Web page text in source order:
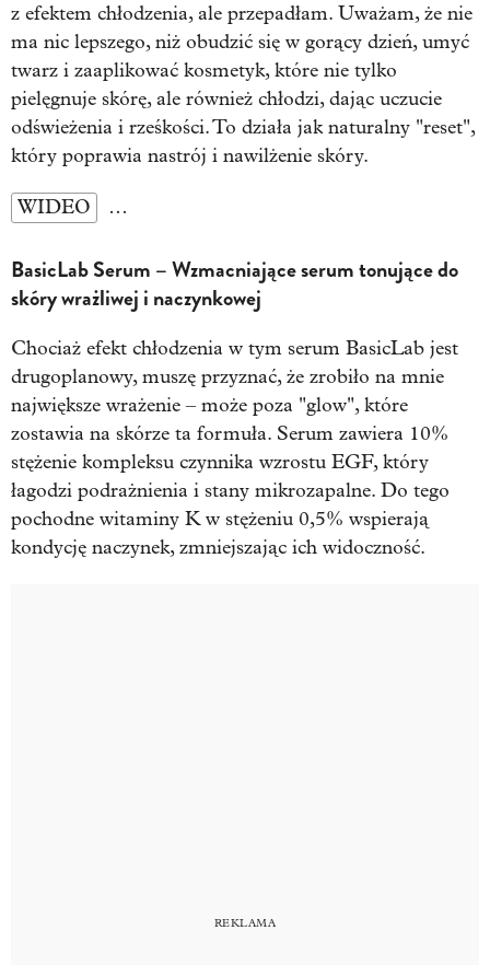
z efektem chłodzenia, ale przepadłam. Uważam, że nie
ma nic lepszego, niż obudzić się w gorący dzień, umyć
twarz i zaaplikować kosmetyk, które nie tylko
pielęgnuje skórę, ale również chłodzi, dając uczucie
odświeżenia i rześkości. To działa jak naturalny "reset",
który poprawia nastrój i nawilżenie skóry.
WIDEO …
BasicLab Serum – Wzmacniające serum tonujące do
skóry wrażliwej i naczynkowej
Chociaż efekt chłodzenia w tym serum BasicLab jest
drugoplanowy, muszę przyznać, że zrobiło na mnie
największe wrażenie – może poza "glow", które
zostawia na skórze ta formuła. Serum zawiera 10%
stężenie kompleksu czynnika wzrostu EGF, który
łagodzi podrażnienia i stany mikrozapalne. Do tego
pochodne witaminy K w stężeniu 0,5% wspierają
kondycję naczynek, zmniejszając ich widoczność.